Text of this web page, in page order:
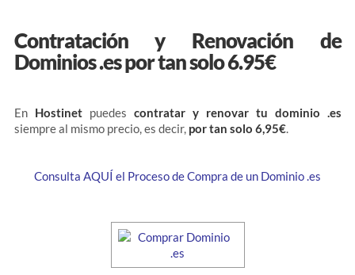
Contratación y Renovación de
Dominios .es por tan solo 6.95€
En Hostinetpuedes contratar y renovar tu dominio .es
siempre al mismo precio, es decir, por tan solo 6,95€.
Consulta AQUÍ el Proceso de Compra de un Dominio .es